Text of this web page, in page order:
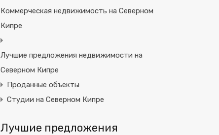
Коммерческая недвижимость на Северном
Кипре
Лучшие предложения недвижимости на
Северном Кипре
Проданные объекты
Студии на Северном Кипре
Лучшие предложения